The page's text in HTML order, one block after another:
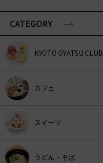
CATEGORY
KYOTO OYATSU CLUB
カフェ
スイーツ
うどん・そば